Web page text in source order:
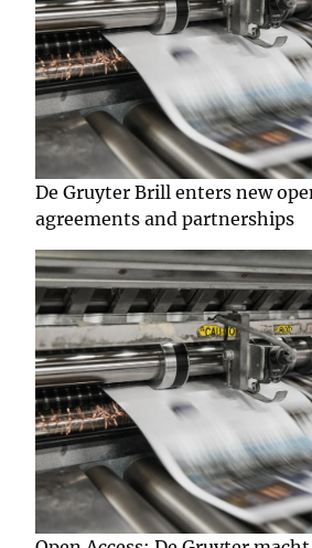
De Gruyter Brill enters new
agreements and partnerships